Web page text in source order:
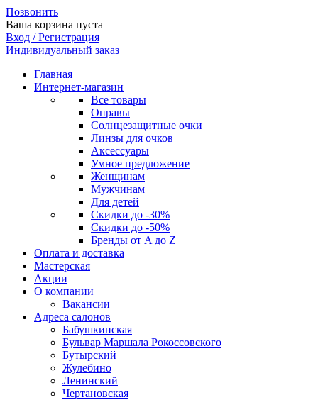
Позвонить
Ваша корзина пуста
Вход / Регистрация
Индивидуальный заказ
Главная
Интернет-магазин
Все товары
Оправы
Солнцезащитные очки
Линзы для очков
Аксессуары
Умное предложение
Женщинам
Мужчинам
Для детей
Скидки до -30%
Скидки до -50%
Бренды от A до Z
Оплата и доставка
Мастерская
Акции
О компании
Вакансии
Адреса салонов
Бабушкинская
Бульвар Маршала Рокоссовского
Бутырский
Жулебино
Ленинский
Чертановская